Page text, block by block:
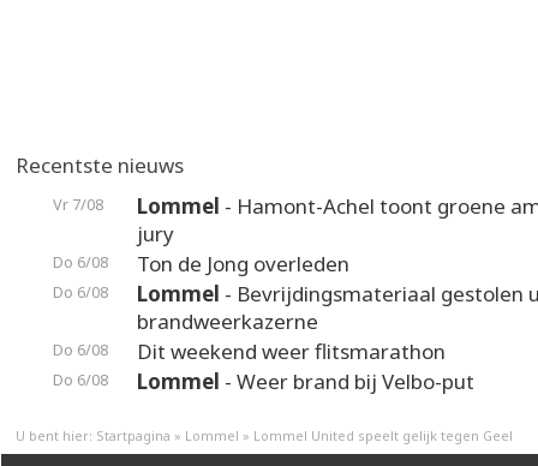
Recentste nieuws
Vr 7/08 Lommel - Hamont-Achel toont groene
jury
Do 6/08 Ton de Jong overleden
Do 6/08 Lommel - Bevrijdingsmateriaal gestolen
brandweerkazerne
Do 6/08 Dit weekend weer flitsmarathon
Do 6/08 Lommel - Weer brand bij Velbo-put
U bent hier: Startpagina » Lommel » Lommel United speelt gelijk tegen Geel